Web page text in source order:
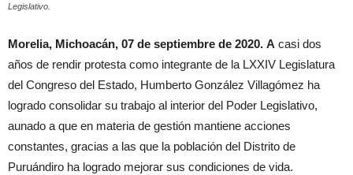
Legislativo.
Morelia, Michoacán, 07 de septiembre de 2020. A casi dos
años de rendir protesta como integrante de la LXXIV Legislatura
del Congreso del Estado, Humberto González Villagómez ha
logrado consolidar su trabajo al interior del Poder Legislativo,
aunado a que en materia de gestión mantiene acciones
constantes, gracias a las que la población del Distrito de
Puruándiro ha logrado mejorar sus condiciones de vida.